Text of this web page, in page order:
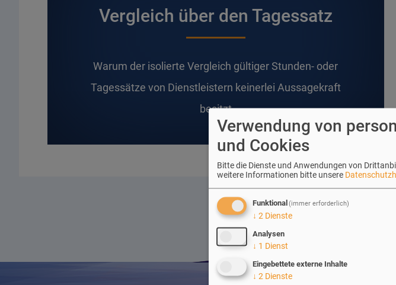
Vergleich über den Tagessatz
Warum der isolierte Vergleich gültiger Stunden- oder
Tagessätze von Dienstleistern keinerlei Aussagekraft
besitzt
Verwendung von
und Cookies
Bitte die Dienste und Anwendungen von
weitere Informationen bitte unsere
Funktional (immer erforderlich)
↓ 2 Dienste
Analysen
↓ 1 Dienst
Eingebettete externe Inhalte
↓ 2 Dienste